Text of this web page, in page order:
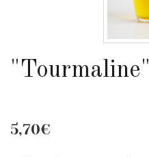
"Tourmaline"
5,70€